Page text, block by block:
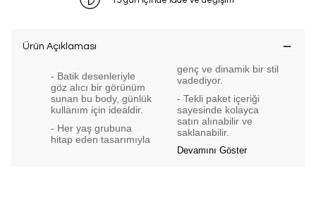
Ürün Açıklaması
- Batik desenleriyle
göz alıcı bir görünüm
sunan bu body, günlük
kullanım için idealdir.
- Her yaş grubuna
hitap eden tasarımıyla
genç ve dinamik bir stil
vadediyor.
- Tekli paket içeriği
sayesinde kolayca
satın alınabilir ve
saklanabilir.
Devamını Göster